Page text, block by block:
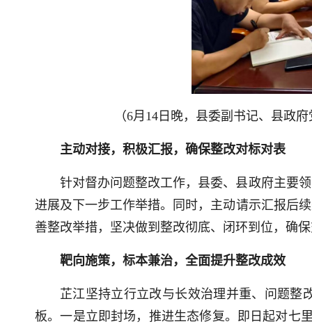
（6月14日晚，县委副书记、县政
主动对接，积极汇报，确保整改对标对表
针对督办问题整改工作，县委、县政府主要
进展及下一步工作举措。同时，主动请示汇报后
善整改举措，坚决做到整改彻底、闭环到位，确
靶向施策，标本兼治，全面提升整改成效
芷江坚持立行立改与长效治理并重、问题整
板。一是立即封场，推进生态修复。即日起对七